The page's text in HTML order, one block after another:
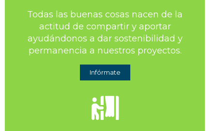
Todas las buenas cosas nacen de la
actitud de compartir y aportar
ayudándonos a dar sostenibilidad y
permanencia a nuestros proyectos.
Infórmate